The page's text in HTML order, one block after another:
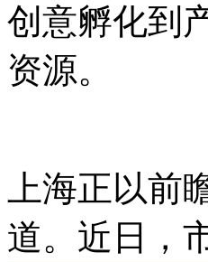
创意孵化到
资源。
上海正以
道。近日，